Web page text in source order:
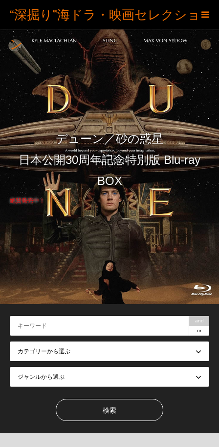
“深掘り”海ドラ・映画セレクショ
ン
デューン／砂の惑星
日本公開30周年記念特別版 Blu-ray
BOX
絶賛発売中！
and
or